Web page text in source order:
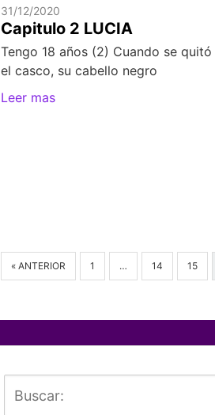
31/12/2020
Capitulo 2 LUCIA
Tengo 18 años (2) Cuando se quitó
el casco, su cabello negro
Leer mas
« ANTERIOR 1 … 14 15